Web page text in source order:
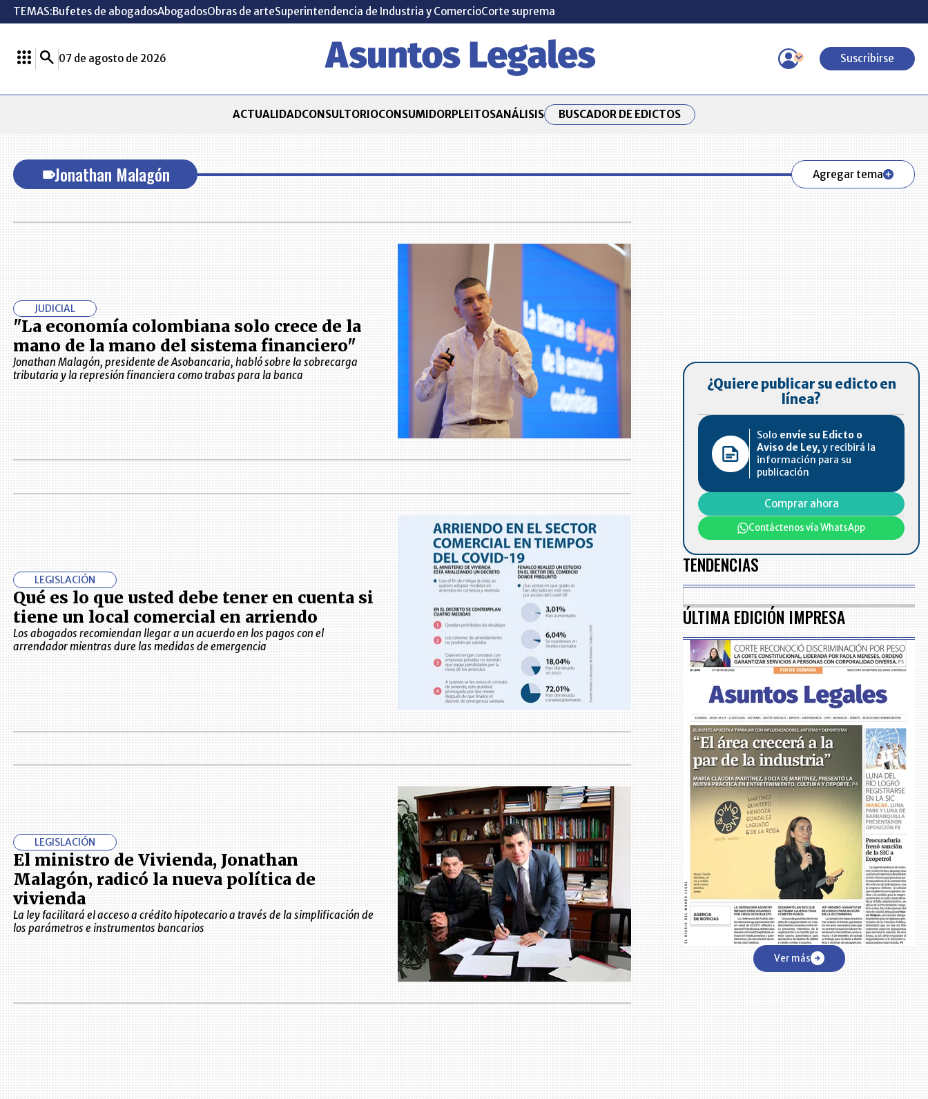
TEMAS:Bufetes de abogadosAbogadosObras de arteSuperintendencia de Industria y ComercioCorte suprema
07 de agosto de 2026 Suscribirse
ACTUALIDADCONSULTORIOCONSUMIDORPLEITOSANÁLISIS BUSCADOR DE EDICTOS
Jonathan Malagón Agregar tema
JUDICIAL
"La economía colombiana solo crece de la
mano de la mano del sistema financiero"
Jonathan Malagón, presidente de Asobancaria, habló sobre la sobrecarga
tributaria y la represión financiera como trabas para la banca
LEGISLACIÓN
Qué es lo que usted debe tener en cuenta si
tiene un local comercial en arriendo
Los abogados recomiendan llegar a un acuerdo en los pagos con el
arrendador mientras dure las medidas de emergencia
LEGISLACIÓN
El ministro de Vivienda, Jonathan
Malagón, radicó la nueva política de
vivienda
La ley facilitará el acceso a crédito hipotecario a través de la simplificación de
los parámetros e instrumentos bancarios
¿Quiere publicar su edicto en
línea?
Solo envíe su Edicto o
Aviso de Ley, y recibirá la
información para su
publicación
Comprar ahora
Contáctenos vía WhatsApp
TENDENCIAS
ÚLTIMA EDICIÓN IMPRESA
Ver más